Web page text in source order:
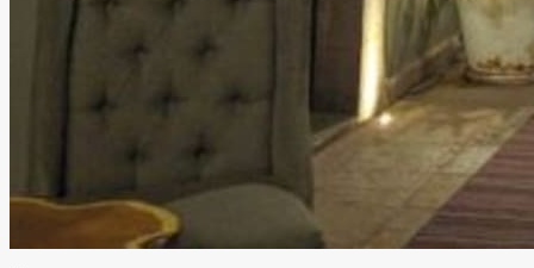
Información
Mesón de Santa Rosa Luxury Hotel, cuenta con diversos
espacios, cada uno con su propio estilo que permitirán
llevar su evento más allá de lo imaginable convirtiéndose
en su mejor opción en la ciudad de Querétaro.
Tipos de eventos